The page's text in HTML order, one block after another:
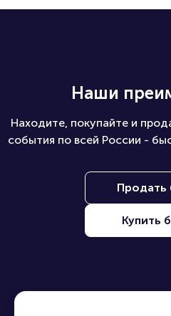
Наши
Находите, покупайте и
события по всей России -
Продать
Купить